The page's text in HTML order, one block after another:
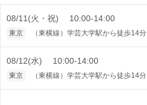
08/11(火・祝) 10:00-14:00
東京 （東横線）学芸大学駅から徒歩14分
08/12(水) 10:00-14:00
東京 （東横線）学芸大学駅から徒歩14分